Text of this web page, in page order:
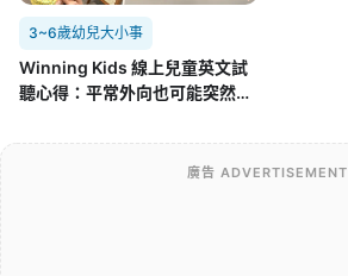
3~6歲幼兒大小事
Winning Kids 線上兒童英文試
聽心得：平常外向也可能突然不
實反應
廣告 ADVERTISEMENT